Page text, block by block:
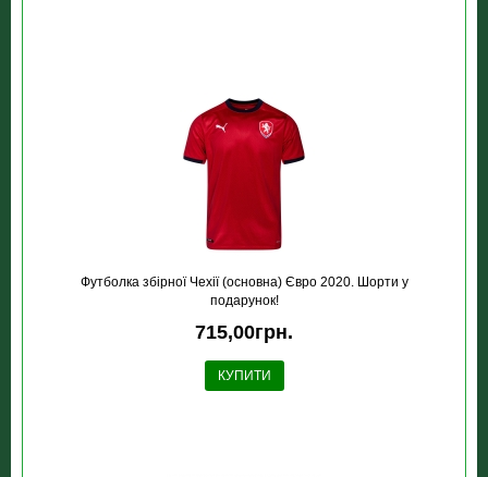
Футболка збірної Чехії (основна) Євро 2020. Шорти у
подарунок!
715,00грн.
КУПИТИ